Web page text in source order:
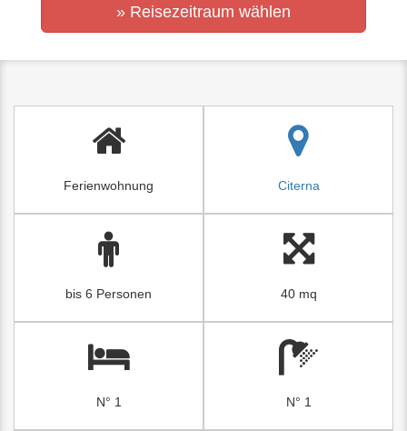
» Reisezeitraum wählen
Ferienwohnung Citerna
bis 6 Personen 40 mq
N° 1 N° 1